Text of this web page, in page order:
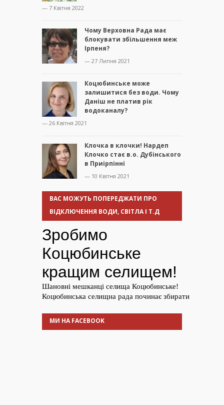
— 7 Квітня 2022
Чому Верховна Рада має
блокувати збільшення меж
Ірпеня?
— 27 Липня 2021
Коцюбинське може
залишитися без води. Чому
Даніш не платив рік
водоканалу?
— 26 Квітня 2021
Клочка в клочки! Нардеп
Клочко стає в.о. Дубінського
в Приірпінні
— 10 Квітня 2021
ВАС МОЖУТЬ ПОПЕРЕДЖАТИ ПРО
ВІДКЛЮЧЕННЯ ВОДИ, СВІТЛА І Т.Д
МИ НА FACEBOOK